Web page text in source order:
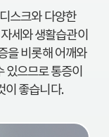
스크와 다양한
세와 생활습관이
을 비롯해 어깨와
있으므로 통증이
이 좋습니다.